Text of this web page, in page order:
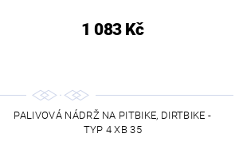
1 083 Kč
PALIVOVÁ NÁDRŽ NA PITBIKE, DIRTBIKE -
TYP 4 XB 35